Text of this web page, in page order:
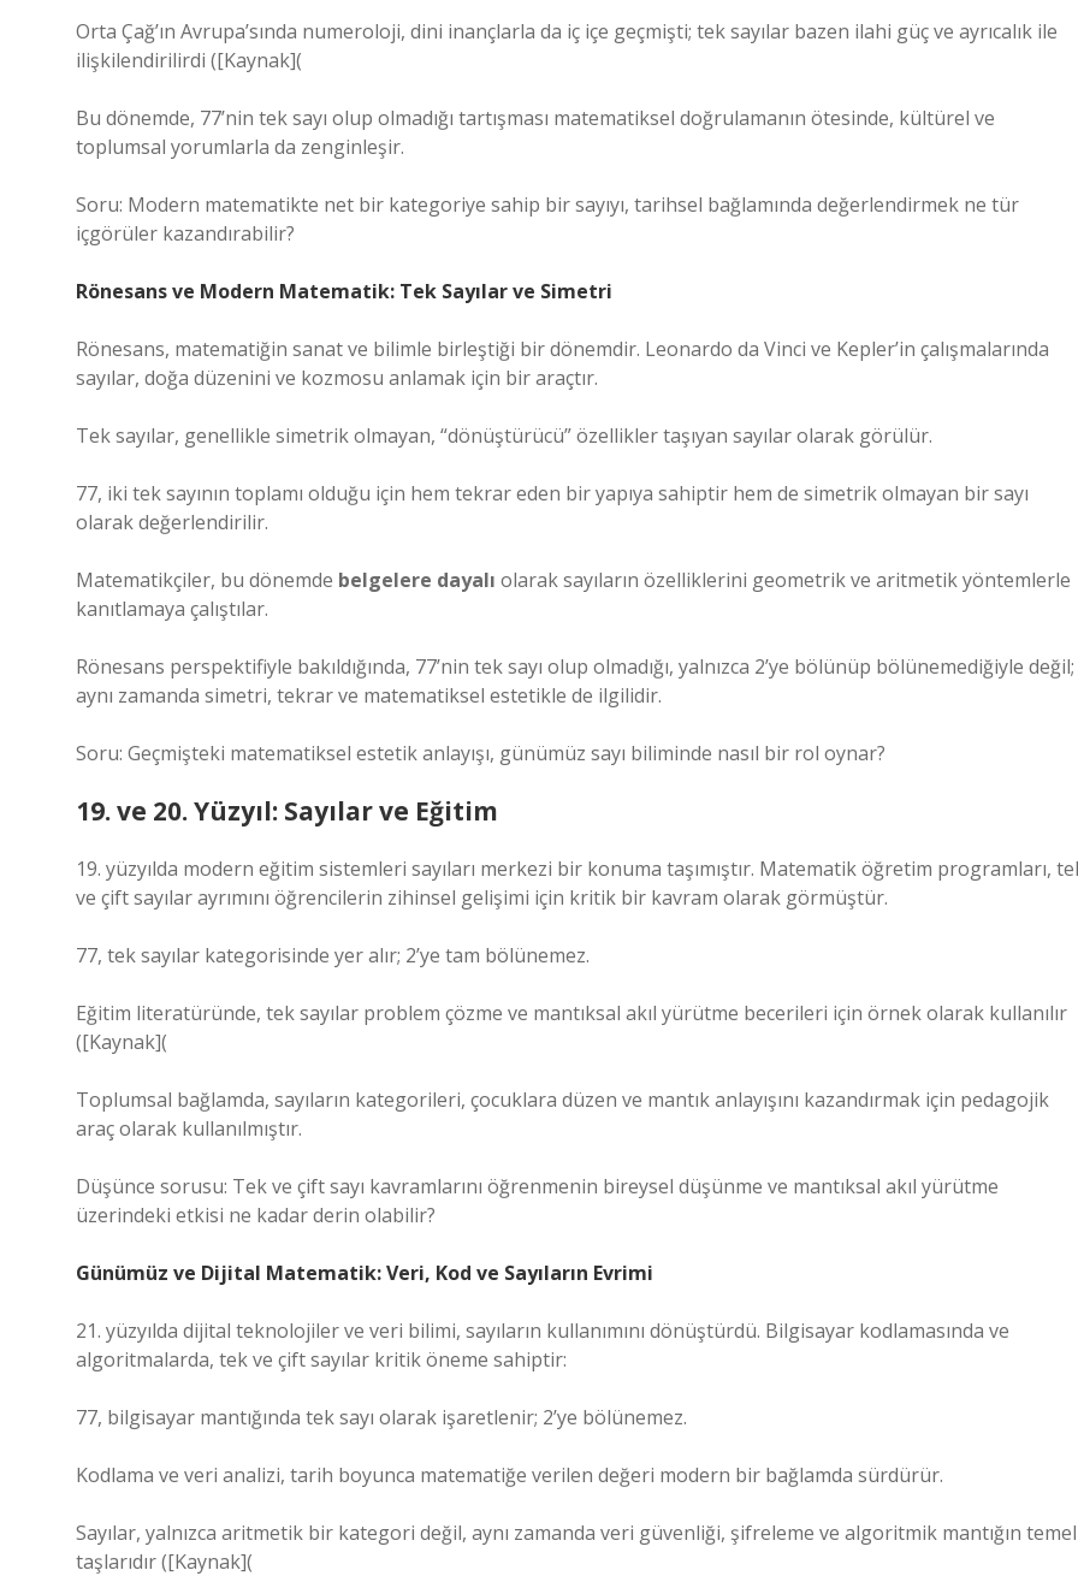
Orta Çağ’ın Avrupa’sında numeroloji, dini inançlarla da iç içe geçmişti; tek sayılar bazen ilahi güç ve ayrıcalık ile
ilişkilendirilirdi ([Kaynak](
Bu dönemde, 77’nin tek sayı olup olmadığı tartışması matematiksel doğrulamanın ötesinde, kültürel ve
toplumsal yorumlarla da zenginleşir.
Soru: Modern matematikte net bir kategoriye sahip bir sayıyı, tarihsel bağlamında değerlendirmek ne tür
içgörüler kazandırabilir?
Rönesans ve Modern Matematik: Tek Sayılar ve Simetri
Rönesans, matematiğin sanat ve bilimle birleştiği bir dönemdir. Leonardo da Vinci ve Kepler’in çalışmalarında
sayılar, doğa düzenini ve kozmosu anlamak için bir araçtır.
Tek sayılar, genellikle simetrik olmayan, “dönüştürücü” özellikler taşıyan sayılar olarak görülür.
77, iki tek sayının toplamı olduğu için hem tekrar eden bir yapıya sahiptir hem de simetrik olmayan bir sayı
olarak değerlendirilir.
Matematikçiler, bu dönemde belgelere dayalı olarak sayıların özelliklerini geometrik ve aritmetik yöntemlerle
kanıtlamaya çalıştılar.
Rönesans perspektifiyle bakıldığında, 77’nin tek sayı olup olmadığı, yalnızca 2’ye bölünüp bölünemediğiyle değil;
aynı zamanda simetri, tekrar ve matematiksel estetikle de ilgilidir.
Soru: Geçmişteki matematiksel estetik anlayışı, günümüz sayı biliminde nasıl bir rol oynar?
19. ve 20. Yüzyıl: Sayılar ve Eğitim
19. yüzyılda modern eğitim sistemleri sayıları merkezi bir konuma taşımıştır. Matematik öğretim programları,
ve çift sayılar ayrımını öğrencilerin zihinsel gelişimi için kritik bir kavram olarak görmüştür.
77, tek sayılar kategorisinde yer alır; 2’ye tam bölünemez.
Eğitim literatüründe, tek sayılar problem çözme ve mantıksal akıl yürütme becerileri için örnek olarak kullanılır
([Kaynak](
Toplumsal bağlamda, sayıların kategorileri, çocuklara düzen ve mantık anlayışını kazandırmak için pedagojik
araç olarak kullanılmıştır.
Düşünce sorusu: Tek ve çift sayı kavramlarını öğrenmenin bireysel düşünme ve mantıksal akıl yürütme
üzerindeki etkisi ne kadar derin olabilir?
Günümüz ve Dijital Matematik: Veri, Kod ve Sayıların Evrimi
21. yüzyılda dijital teknolojiler ve veri bilimi, sayıların kullanımını dönüştürdü. Bilgisayar kodlamasında ve
algoritmalarda, tek ve çift sayılar kritik öneme sahiptir:
77, bilgisayar mantığında tek sayı olarak işaretlenir; 2’ye bölünemez.
Kodlama ve veri analizi, tarih boyunca matematiğe verilen değeri modern bir bağlamda sürdürür.
Sayılar, yalnızca aritmetik bir kategori değil, aynı zamanda veri güvenliği, şifreleme ve algoritmik mantığın temel
taşlarıdır ([Kaynak](